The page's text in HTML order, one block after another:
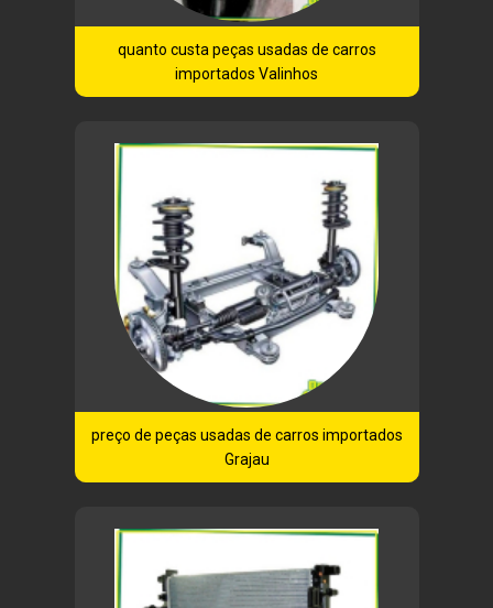
quanto custa peças usadas de carros
importados Valinhos
preço de peças usadas de carros importados
Grajau